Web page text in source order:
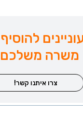
משרה
צרו איתנו קשר!